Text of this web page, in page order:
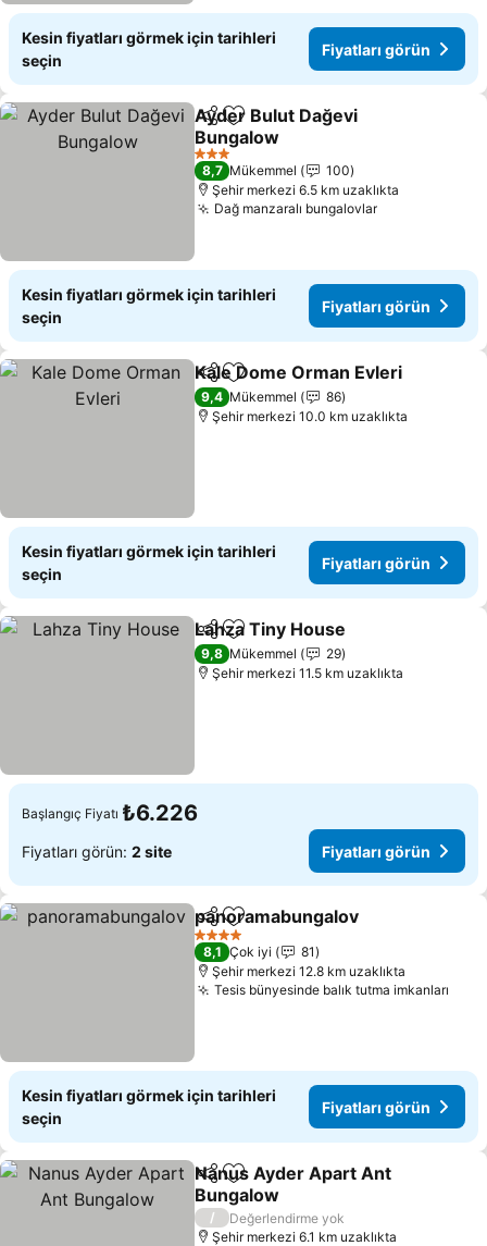
Kesin fiyatları görmek için tarihleri
seçin
Fiyatları görün
PaylaşFavorilerime ekle
Ayder Bulut Dağevi
Bungalow
Fiyatları görün
3 Yıldız
8,7 Mükemmel
100
Şehir merkezi 6.5 km uzaklıkta
Dağ manzaralı bungalovlarFiyatları
Kesin fiyatları görmek için tarihleri
seçin
Fiyatları görün
PaylaşFavorilerime ekle
Kale Dome Orman Evleri
9,4 Mükemmel
86
Şehir merkezi 10.0 km uzaklıkta
Kesin fiyatları görmek için tarihleri
seçin
Fiyatları görün
PaylaşFavorilerime ekle
Lahza Tiny House
9,8 Mükemmel
29
Şehir merkezi 11.5 km uzaklıkta
Başlangıç Fiyatı ₺6.226
Fiyatları görün: 2 site Fiyatları görün
PaylaşFavorilerime ekle
panoramabungalov
4 Yıldız
8,1 Çok iyi
81
Şehir merkezi 12.8 km uzaklıkta
Tesis bünyesinde balık tutma imkanları
Kesin fiyatları görmek için tarihleri
seçin
Fiyatları görün
PaylaşFavorilerime ekle
Nanus Ayder Apart Ant
Bungalow
Fiyatları görün
/
Değerlendirme yok
Şehir merkezi 6.1 km uzaklıkta